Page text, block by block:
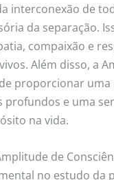
interconexão de
da separação.
compaixão e
Além disso, a
proporcionar uma
profundos e uma
na vida.
de
no estudo da